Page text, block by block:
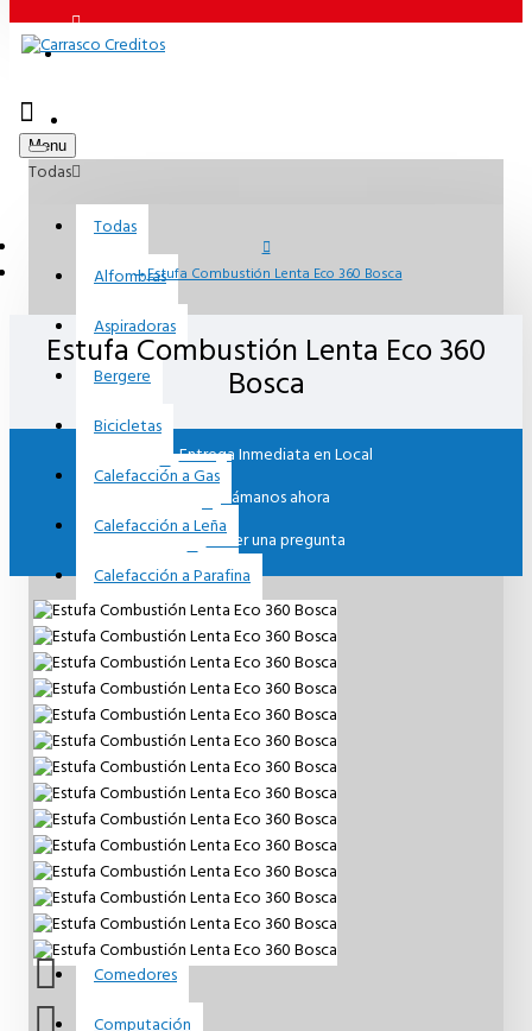
RADIO ONLINE
Menu
Todas
Todas
Alfombras
Aspiradoras
Bergere
Bicicletas
Calefacción a Gas
Calefacción a Leña
Calefacción a Parafina
Calefacción a Pellet
Calefacción Eléctrica
Calefont
Camas & Colchones
Campanas de Cocina
Cocinas a Gas
Cocinas a Leña
Comedores
Estufa Combustión Lenta Eco 360 Bosca
Estufa Combustión Lenta Eco 360
Bosca
Entrega Inmediata en Local
Llámanos ahora
Hacer una pregunta